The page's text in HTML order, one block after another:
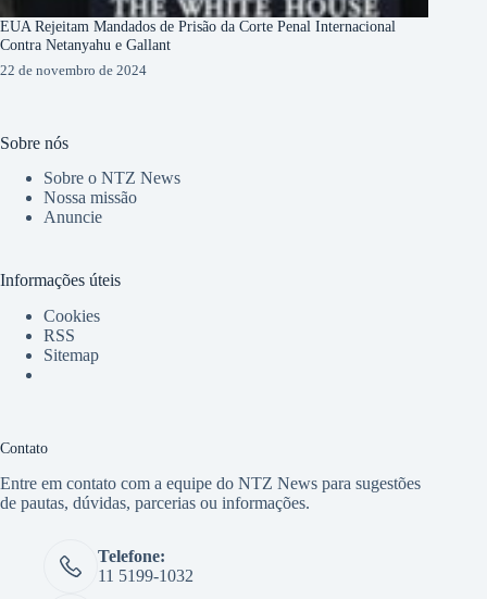
EUA Rejeitam Mandados de Prisão da Corte Penal Internacional
Contra Netanyahu e Gallant
22 de novembro de 2024
Sobre nós
Sobre o NTZ News
Nossa missão
Anuncie
Informações úteis
Cookies
RSS
Sitemap
Contato
Entre em contato com a equipe do NTZ News para sugestões
de pautas, dúvidas, parcerias ou informações.
Telefone:
11 5199-1032